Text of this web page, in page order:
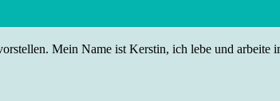
Mein Name ist Kerstin, ich lebe und arbeite